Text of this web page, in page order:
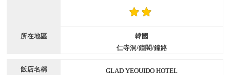
韓國
仁寺洞/鐘閣/鐘路
GLAD YEOUIDO HOTEL